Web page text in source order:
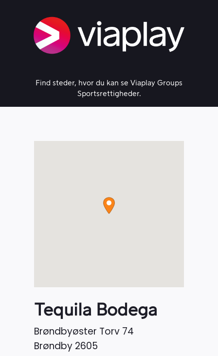
Find steder, hvor du kan se Viaplay Groups
Sportsrettigheder.
Tequila Bodega
Brøndbyøster Torv 74
Brøndby 2605